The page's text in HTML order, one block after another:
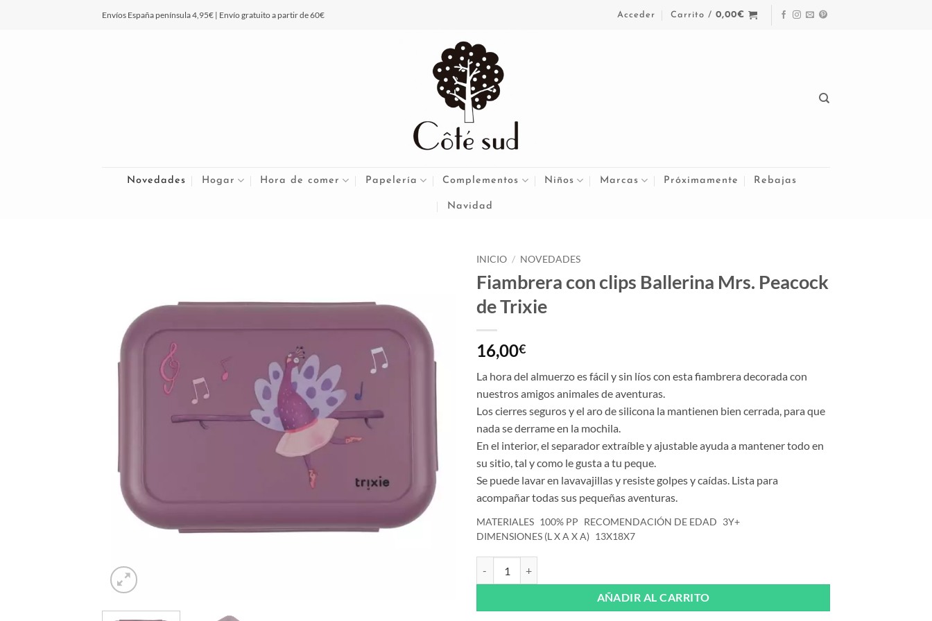
Envíos España península 4,95€ | Envío gratuito a partir de 60€ Acceder Carrito /0,00€
Novedades Hogar Hora de comer Papelería Complementos Niños Marcas Próximamente Rebajas
Navidad
INICIO / NOVEDADES
Fiambrera con clips Ballerina Mrs. Peacock
de Trixie
16,00€
La hora del almuerzo es fácil y sin líos con esta fiambrera decorada con
nuestros amigos animales de aventuras.
Los cierres seguros y el aro de silicona la mantienen bien cerrada, para que
nada se derrame en la mochila.
En el interior, el separador extraíble y ajustable ayuda a mantener todo en
su sitio, tal y como le gusta a tu peque.
Se puede lavar en lavavajillas y resiste golpes y caídas. Lista para
acompañar todas sus pequeñas aventuras.
MATERIALES 100% PP RECOMENDACIÓN DE EDAD
3Y+
DIMENSIONES (L X A X A) 13X18X7
AÑADIR AL CARRITO